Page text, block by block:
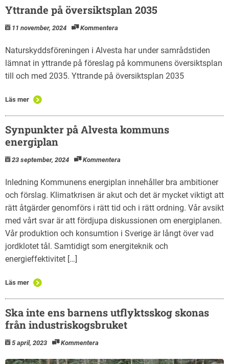
Yttrande på översiktsplan 2035
11 november, 2024 Kommentera
Naturskyddsföreningen i Alvesta har under samrådstiden
lämnat in yttrande på föreslag på kommunens översiktsplan
till och med 2035. Yttrande på översiktsplan 2035
Läs mer
Synpunkter på Alvesta kommuns
energiplan
23 september, 2024 Kommentera
Inledning Kommunens energiplan innehåller bra ambitioner
och förslag. Klimatkrisen är akut och det är mycket viktigt att
rätt åtgärder genomförs i rätt tid och i rätt ordning. Vår avsikt
med vårt svar är att fördjupa diskussionen om energiplanen.
Vår produktion och konsumtion i Sverige är långt över vad
jordklotet tål. Samtidigt som energiteknik och
energieffektivitet […]
Läs mer
Ska inte ens barnens utflyktsskog skonas
från industriskogsbruket
5 april, 2023 Kommentera